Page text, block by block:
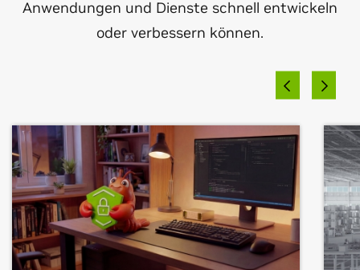
Agility, Apptronik, Fourier Intelligence, Unitree
Anwendungen und Dienste schnell entwickeln
oder verbessern können.